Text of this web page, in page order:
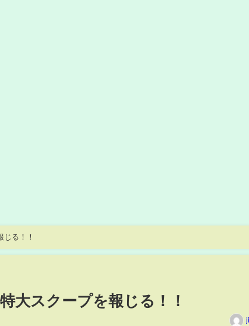
じる！！
大スクープを報じる！！